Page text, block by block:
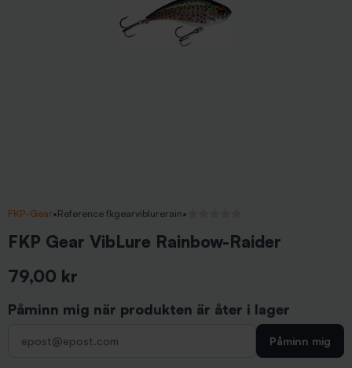
FKP-Gear•Reference fkgearviblurerain•
FKP Gear VibLure Rainbow-Raider
79,00 kr
Påminn mig när produkten är åter i lager
Påminn mig